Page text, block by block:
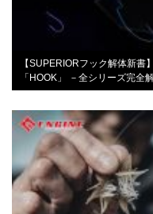
【SUPERIORフック解体新
「HOOK」 －全シリーズ完全